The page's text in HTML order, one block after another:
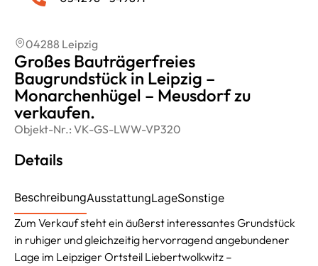
04288 Leipzig
Großes Bauträgerfreies
Baugrundstück in Leipzig –
Monarchenhügel – Meusdorf zu
verkaufen.
Objekt-Nr.: VK-GS-LWW-VP320
Details
BeschreibungAusstattungLageSonstige
Zum Verkauf steht ein äußerst interessantes Grundstück
in ruhiger und gleichzeitig hervorragend angebundener
Lage im Leipziger Ortsteil Liebertwolkwitz –